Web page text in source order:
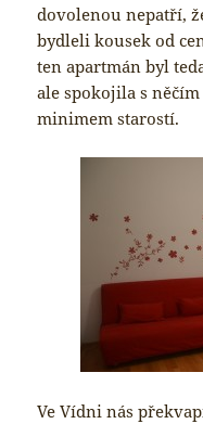
dovolenou nepatří,
bydleli kousek od
ten apartmán byl
ale spokojila s
minimem starostí.
Ve Vídni nás